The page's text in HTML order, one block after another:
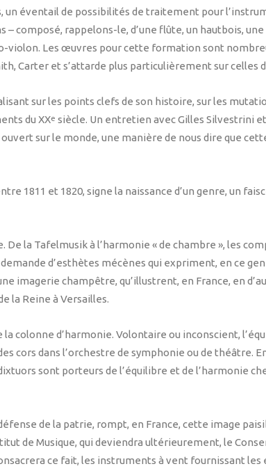
éventail de possibilités de traitement pour
composé, rappelons-le, d’une flûte, un hautbois,
violon. Les œuvres pour cette formation sont
Carter et s’attarde plus particulièrement sur celles
sur les points clefs de son histoire, sur les
du XXe siècle. Un entretien avec Gilles Silvestrini
sur le monde, une manière de nous dire que
1811 et 1820, signe la naissance d’un genre, un
la Tafelmusik à l’harmonie « de chambre », les
d’esthètes mécènes qui expriment, en ce
imagerie champêtre, qu’illustrent, en France, en
la Reine à Versailles.
colonne d’harmonie. Volontaire ou inconscient,
cors dans l’orchestre de symphonie ou de théâtre.
sont porteurs de l’équilibre et de l’harmonie
de la patrie, rompt, en France, cette image
de Musique, qui deviendra ultérieurement, le
ce fait, les instruments à vent fournissant